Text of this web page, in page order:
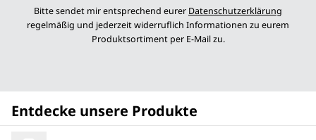
Bitte sendet mir entsprechend eurer Datenschutzerklärung
regelmäßig und jederzeit widerruflich Informationen zu eurem
Produktsortiment per E-Mail zu.
Entdecke unsere Produkte